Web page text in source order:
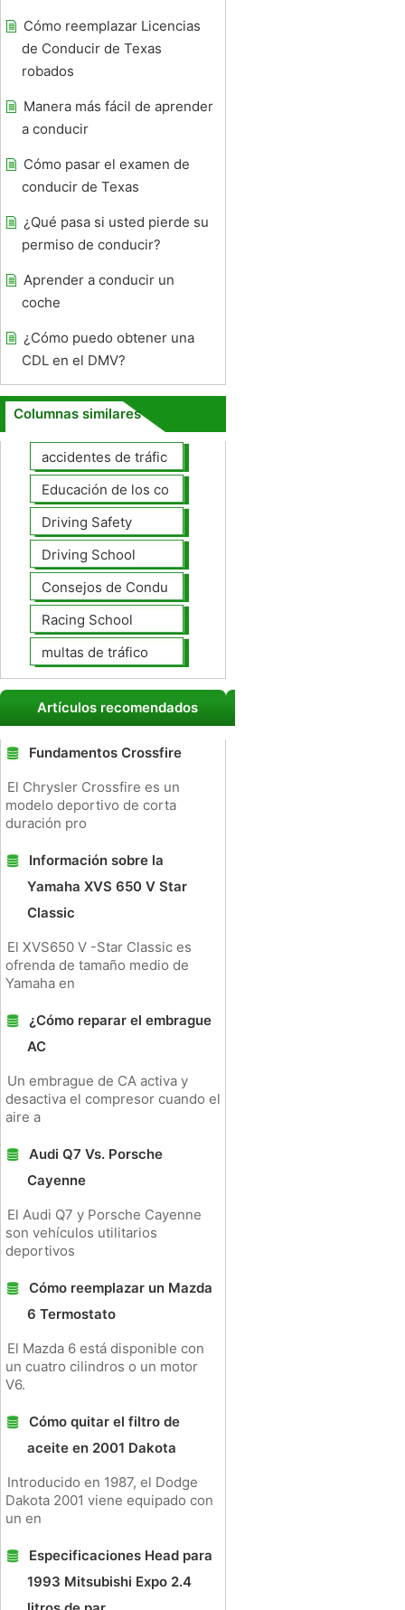
Cómo reemplazar Licencias
de Conducir de Texas
robados
Manera más fácil de aprender
a conducir
Cómo pasar el examen de
conducir de Texas
¿Qué pasa si usted pierde su
permiso de conducir?
Aprender a conducir un
coche
¿Cómo puedo obtener una
CDL en el DMV?
Columnas similares
accidentes de tráfico
Educación de los conductores
Driving Safety
Driving School
Consejos de Conducción
Racing School
multas de tráfico
Artículos recomendados
Fundamentos Crossfire
El Chrysler Crossfire es un
modelo deportivo de corta
duración pro
Información sobre la
Yamaha XVS 650 V Star
Classic
El XVS650 V -Star Classic es
ofrenda de tamaño medio de
Yamaha en
¿Cómo reparar el embrague
AC
Un embrague de CA activa y
desactiva el compresor cuando el
aire a
Audi Q7 Vs. Porsche
Cayenne
El Audi Q7 y Porsche Cayenne
son vehículos utilitarios
deportivos
Cómo reemplazar un Mazda
6 Termostato
El Mazda 6 está disponible con
un cuatro cilindros o un motor
V6.
Cómo quitar el filtro de
aceite en 2001 Dakota
Introducido en 1987, el Dodge
Dakota 2001 viene equipado con
un en
Especificaciones Head para
1993 Mitsubishi Expo 2.4